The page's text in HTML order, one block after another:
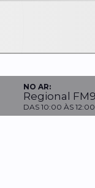
NO AR:
DAS 10:00 ÀS 12:00